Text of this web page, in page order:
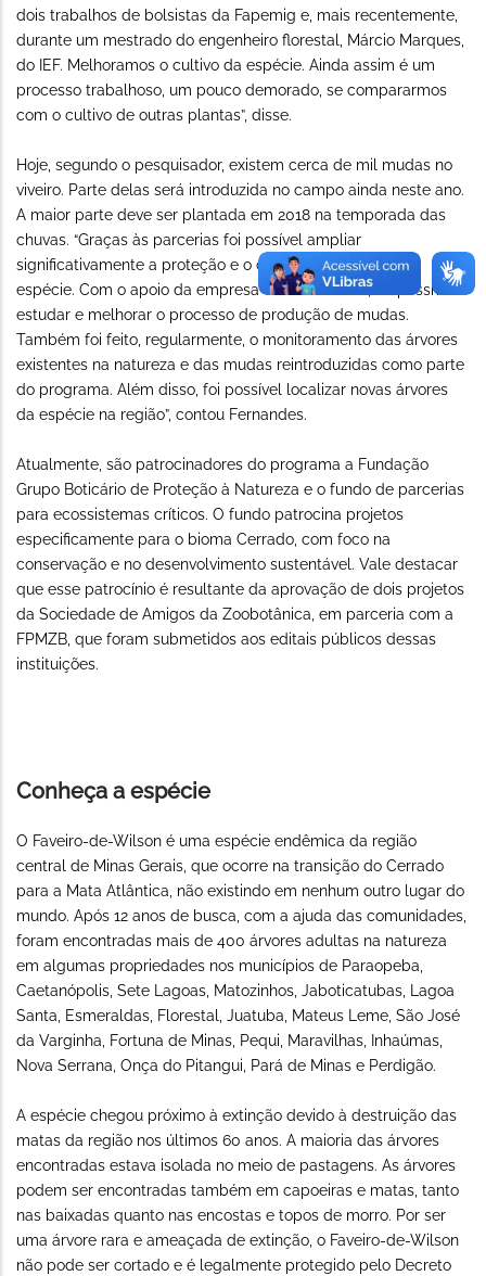
dois trabalhos de bolsistas da Fapemig e, mais recentemente,
durante um mestrado do engenheiro florestal, Márcio Marques,
do IEF. Melhoramos o cultivo da espécie. Ainda assim é um
processo trabalhoso, um pouco demorado, se compararmos
com o cultivo de outras plantas”, disse.
Hoje, segundo o pesquisador, existem cerca de mil mudas no
viveiro. Parte delas será introduzida no campo ainda neste ano.
A maior parte deve ser plantada em 2018 na temporada das
chuvas. “Graças às parcerias foi possível ampliar
significativamente a proteção e o conhecimento sobre a
espécie. Com o apoio da empresa de cimento Liz, foi possível
estudar e melhorar o processo de produção de mudas.
Também foi feito, regularmente, o monitoramento das árvores
existentes na natureza e das mudas reintroduzidas como parte
do programa. Além disso, foi possível localizar novas árvores
da espécie na região”, contou Fernandes.
Atualmente, são patrocinadores do programa a Fundação
Grupo Boticário de Proteção à Natureza e o fundo de parcerias
para ecossistemas críticos. O fundo patrocina projetos
especificamente para o bioma Cerrado, com foco na
conservação e no desenvolvimento sustentável. Vale destacar
que esse patrocínio é resultante da aprovação de dois projetos
da Sociedade de Amigos da Zoobotânica, em parceria com a
FPMZB, que foram submetidos aos editais públicos dessas
instituições.
Conheça a espécie
O Faveiro-de-Wilson é uma espécie endêmica da região
central de Minas Gerais, que ocorre na transição do Cerrado
para a Mata Atlântica, não existindo em nenhum outro lugar do
mundo. Após 12 anos de busca, com a ajuda das comunidades,
foram encontradas mais de 400 árvores adultas na natureza
em algumas propriedades nos municípios de Paraopeba,
Caetanópolis, Sete Lagoas, Matozinhos, Jaboticatubas, Lagoa
Santa, Esmeraldas, Florestal, Juatuba, Mateus Leme, São José
da Varginha, Fortuna de Minas, Pequi, Maravilhas, Inhaúmas,
Nova Serrana, Onça do Pitangui, Pará de Minas e Perdigão.
A espécie chegou próximo à extinção devido à destruição das
matas da região nos últimos 60 anos. A maioria das árvores
encontradas estava isolada no meio de pastagens. As árvores
podem ser encontradas também em capoeiras e matas, tanto
nas baixadas quanto nas encostas e topos de morro. Por ser
uma árvore rara e ameaçada de extinção, o Faveiro-de-Wilson
não pode ser cortado e é legalmente protegido pelo Decreto